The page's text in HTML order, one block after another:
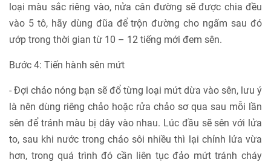
loại màu sắc riêng vào, nửa cân đường sẽ được chia đều
vào 5 tô, hãy dùng đũa để trộn đường cho ngấm sau đó
ướp trong thời gian từ 10 – 12 tiếng mới đem sên.
Bước 4: Tiến hành sên mứt
- Đợi chảo nóng bạn sẽ đổ từng loại mứt dừa vào sên, lưu ý
là nên dùng riêng chảo hoặc rửa chảo sơ qua sau mỗi lần
sên để tránh màu bị dây vào nhau. Lúc đầu sẽ sên với lửa
to, sau khi nước trong chảo sôi nhiều thì lại chỉnh lửa vừa
hơn, trong quá trình đó cần liên tục đảo mứt tránh cháy